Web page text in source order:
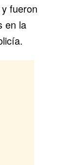
y fueron
en la